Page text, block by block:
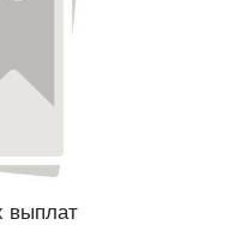
выплат